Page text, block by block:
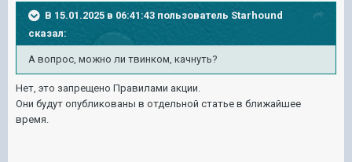
В 15.01.2025 в 06:41:43 пользователь Starhound
сказал:
А вопрос, можно ли твинком, качнуть?
Нет, это запрещено Правилами акции.
Они будут опубликованы в отдельной статье в ближайшее
время.